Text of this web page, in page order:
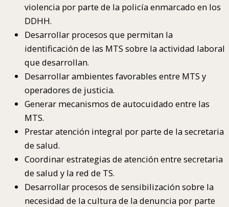
violencia por parte de la policía enmarcado en los
DDHH.
Desarrollar procesos que permitan la
identificación de las MTS sobre la actividad laboral
que desarrollan.
Desarrollar ambientes favorables entre MTS y
operadores de justicia.
Generar mecanismos de autocuidado entre las
MTS.
Prestar atención integral por parte de la secretaria
de salud.
Coordinar estrategias de atención entre secretaria
de salud y la red de TS.
Desarrollar procesos de sensibilización sobre la
necesidad de la cultura de la denuncia por parte